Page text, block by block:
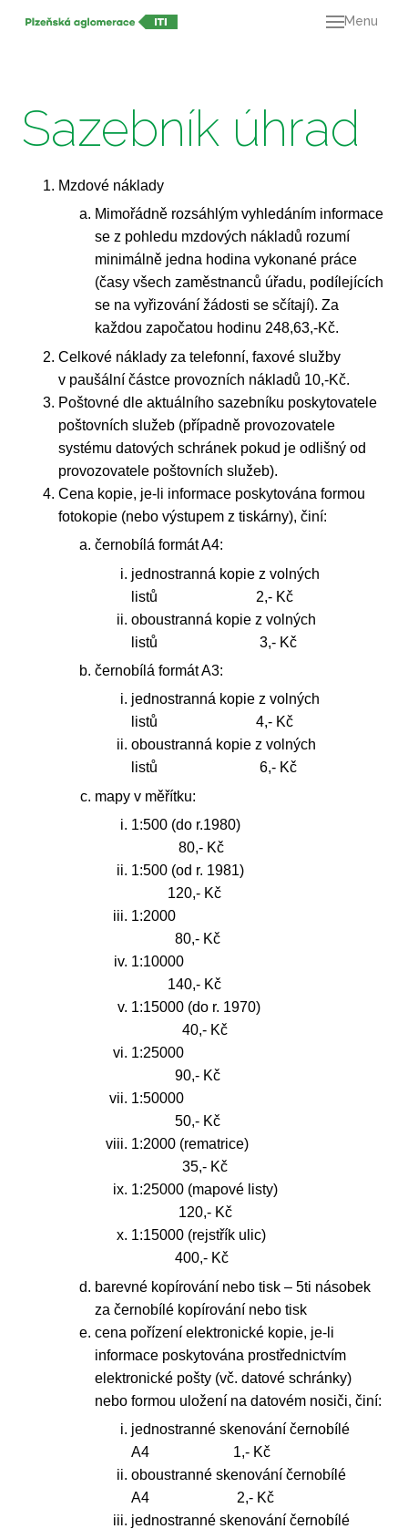
Menu
Sazebník úhrad
Mzdové náklady
Mimořádně rozsáhlým vyhledáním informace
se z pohledu mzdových nákladů rozumí
minimálně jedna hodina vykonané práce
(časy všech zaměstnanců úřadu, podílejících
se na vyřizování žádosti se sčítají). Za
každou započatou hodinu 248,63,-Kč.
Celkové náklady za telefonní, faxové služby
v paušální částce provozních nákladů 10,-Kč.
Poštovné dle aktuálního sazebníku poskytovatele
poštovních služeb (případně provozovatele
systému datových schránek pokud je odlišný od
provozovatele poštovních služeb).
Cena kopie, je-li informace poskytována formou
fotokopie (nebo výstupem z tiskárny), činí:
černobílá formát A4:
jednostranná kopie z volných
listů 2,- Kč
oboustranná kopie z volných
listů 3,- Kč
černobílá formát A3:
jednostranná kopie z volných
listů 4,- Kč
oboustranná kopie z volných
listů 6,- Kč
mapy v měřítku:
1:500 (do r.1980)
80,- Kč
1:500 (od r. 1981)
120,- Kč
1:2000
80,- Kč
1:10000
140,- Kč
1:15000 (do r. 1970)
40,- Kč
1:25000
90,- Kč
1:50000
50,- Kč
1:2000 (rematrice)
35,- Kč
1:25000 (mapové listy)
120,- Kč
1:15000 (rejstřík ulic)
400,- Kč
barevné kopírování nebo tisk – 5ti násobek
za černobílé kopírování nebo tisk
cena pořízení elektronické kopie, je-li
informace poskytována prostřednictvím
elektronické pošty (vč. datové schránky)
nebo formou uložení na datovém nosiči, činí:
jednostranné skenování černobílé
A4 1,- Kč
oboustranné skenování černobílé
A4 2,- Kč
jednostranné skenování černobílé